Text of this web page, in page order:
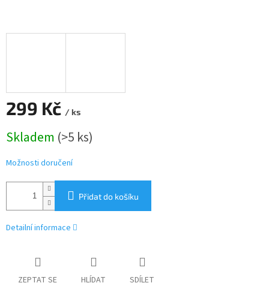
299 Kč / ks
cena:
Skladem (>5 ks)
Možnosti doručení
Přidat do košíku
Detailní informace
ZEPTAT SE HLÍDAT SDÍLET